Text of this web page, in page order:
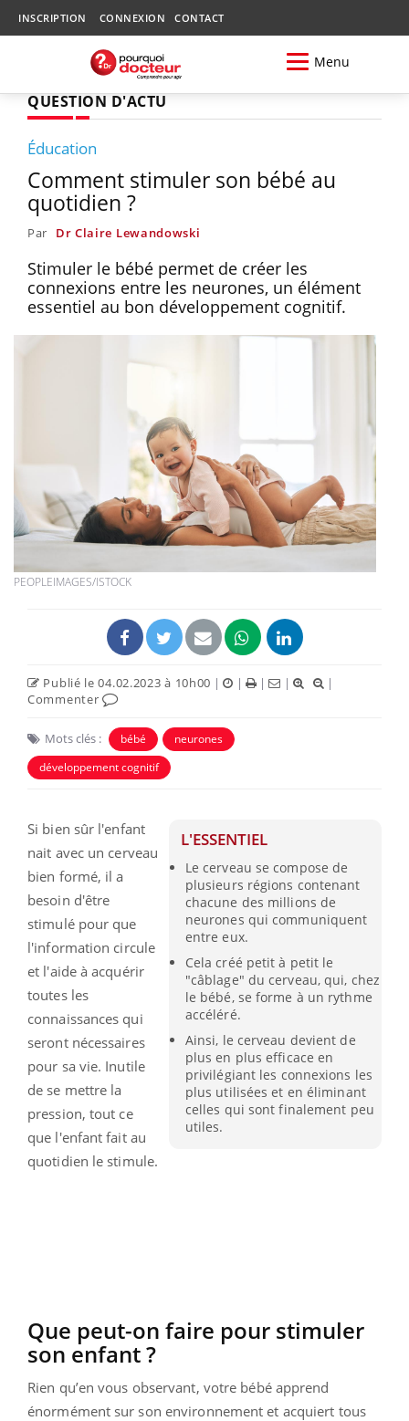
INSCRIPTION CONNEXION CONTACT
Menu
QUESTION D'ACTU
Éducation
Comment stimuler son bébé au
quotidien ?
Par Dr Claire Lewandowski
Stimuler le bébé permet de créer les
connexions entre les neurones, un élément
essentiel au bon développement cognitif.
PEOPLEIMAGES/ISTOCK
Publié le 04.02.2023 à 10h00 | | | |
|
Commenter
Mots clés : bébé
neurones
développement cognitif
L'ESSENTIEL
Le cerveau se compose de
plusieurs régions contenant
chacune des millions de
neurones qui communiquent
entre eux.
Cela créé petit à petit le
"câblage" du cerveau, qui, chez
le bébé, se forme à un rythme
accéléré.
Ainsi, le cerveau devient de
plus en plus efficace en
privilégiant les connexions les
plus utilisées et en éliminant
celles qui sont finalement peu
utiles.
Si bien sûr l'enfant
nait avec un cerveau
bien formé, il a
besoin d'être
stimulé pour que
l'information circule
et l'aide à acquérir
toutes les
connaissances qui
seront nécessaires
pour sa vie. Inutile
de se mettre la
pression, tout ce
que l'enfant fait au
quotidien le stimule.
Que peut-on faire pour stimuler
son enfant ?
Rien qu’en vous observant, votre bébé apprend
énormément sur son environnement et acquiert tous